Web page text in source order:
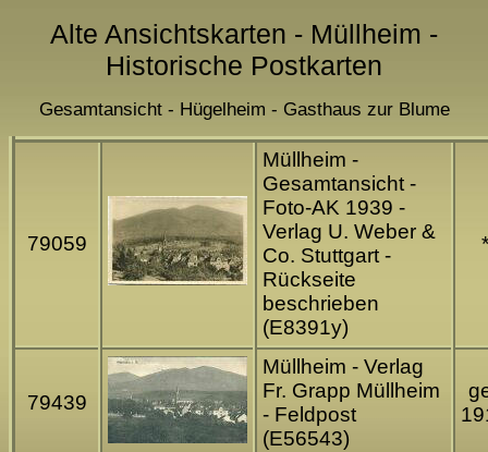
Alte Ansichtskarten - Müllheim -
Historische Postkarten
Gesamtansicht - Hügelheim - Gasthaus zur Blume
79059
Müllheim -
Gesamtansicht -
Foto-AK 1939 -
Verlag U. Weber &
Co. Stuttgart -
Rückseite
beschrieben
(E8391y)
*
79439
Müllheim - Verlag
Fr. Grapp Müllheim
- Feldpost
(E56543)